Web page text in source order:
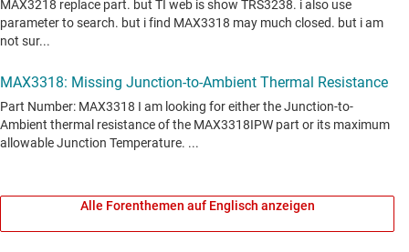
Alle Forenthemen auf Englisch anzeigen